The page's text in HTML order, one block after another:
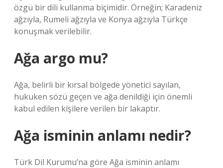
özgü bir dili kullanma biçimidir. Örneğin; Karadeniz
ağzıyla, Rumeli ağzıyla ve Konya ağzıyla Türkçe
konuşmak verilebilir.
Ağa argo mu?
Ağa, belirli bir kırsal bölgede yönetici sayılan,
hukuken sözü geçen ve ağa denildiği için önemli
kabul edilen kişilere verilen bir lakaptır.
Ağa isminin anlamı nedir?
Türk Dil Kurumu’na göre Ağa isminin anlamı